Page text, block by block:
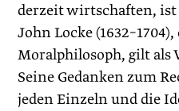
derzeit wirtschaften,
John Locke
Moralphilosoph, gilt als
Seine Gedanken zum
jeden Einzeln und die